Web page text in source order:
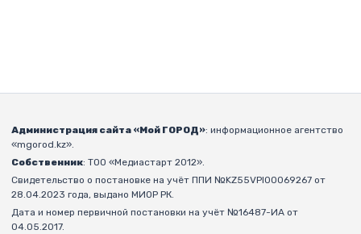
Администрация сайта «Мой ГОРОД»: информационное агентство
«mgorod.kz».
Собственник: ТОО «Медиастарт 2012».
Свидетельство о постановке на учёт ППИ №KZ55VPI00069267 от
28.04.2023 года, выдано МИОР РК.
Дата и номер первичной постановки на учёт №16487-ИА от
04.05.2017.